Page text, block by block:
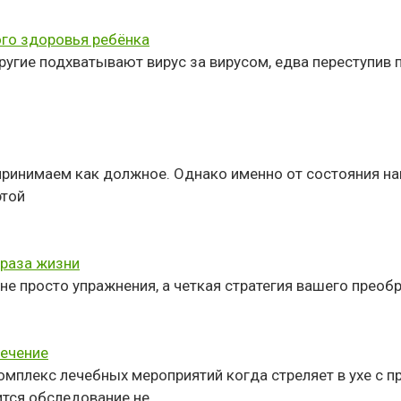
здоровья ребёнка
подхватывают вирус за вирусом, едва
как должное. Однако именно от состояния
жизни
просто упражнения, а четкая стратегия вашего
лечебных мероприятий когда стреляет в ухе с
обследование не